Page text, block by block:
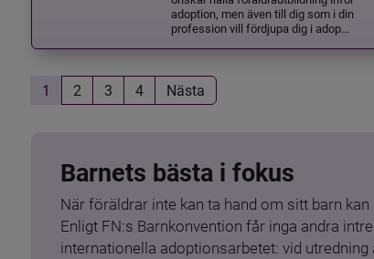
adoption, men även till dig som i din
profession vill fördjupa dig i adop...
1 2 3 4 Nästa
Barnets bästa i fokus
När föräldrar inte kan ta hand om sitt barn
Enligt FN:s Barnkonvention får inga andra
internationella adoptionsarbetet: vid